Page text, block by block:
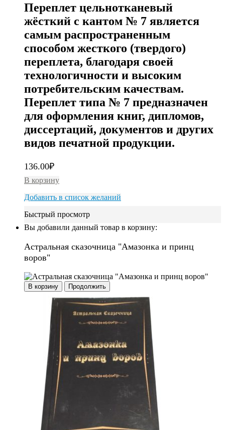
Переплет цельнотканевый
жёсткий с кантом № 7 является
самым распространенным
способом жесткого (твердого)
переплета, благодаря своей
технологичности и высоким
потребительским качествам.
Переплет типа № 7 предназначен
для оформления книг, дипломов,
диссертаций, документов и других
видов печатной продукции.
136.00₽
В корзину
Добавить в список желаний
Быстрый просмотр
Вы добавили данный товар в корзину:
Астральная сказочница "Амазонка и принц
воров"
В корзину Продолжить